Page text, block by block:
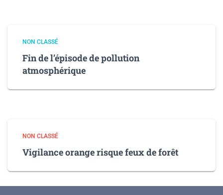
NON CLASSÉ
Fin de l’épisode de pollution
atmosphérique
NON CLASSÉ
Vigilance orange risque feux de forêt